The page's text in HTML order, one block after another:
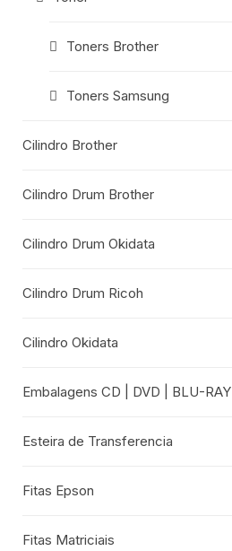
Toners Brother
Toners Samsung
Cilindro Brother
Cilindro Drum Brother
Cilindro Drum Okidata
Cilindro Drum Ricoh
Cilindro Okidata
Embalagens CD | DVD | BLU-RAY
Esteira de Transferencia
Fitas Epson
Fitas Matriciais